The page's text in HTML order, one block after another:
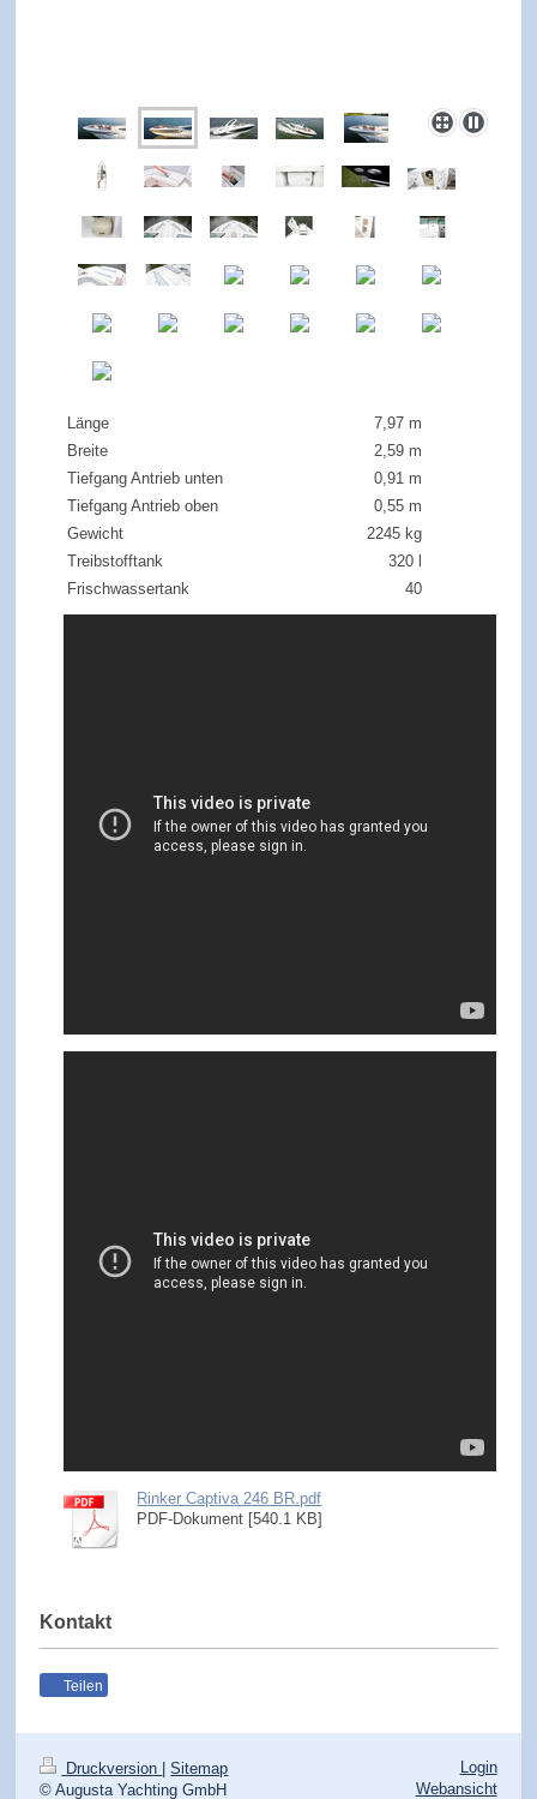
Länge
7,97 m
Breite
2,59 m
Tiefgang Antrieb unten
0,91 m
Tiefgang Antrieb oben
0,55 m
Gewicht
2245 kg
Treibstofftank
320 l
Frischwassertank
40
Rinker Captiva 246 BR.pdf
PDF-Dokument [540.1 KB]
Kontakt
Teilen
Druckversion
Sitemap
© Augusta Yachting GmbH
Login
Webansicht